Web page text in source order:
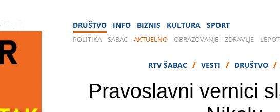
DRUŠTVO INFO BIZNIS KULTURA SPORT
POLITIKA ŠABAC AKTUELNO OBRAZOVANJE ZDRAVLJE
RTV ŠABAC / VESTI / DRUŠTVO /
Pravoslavni vernici